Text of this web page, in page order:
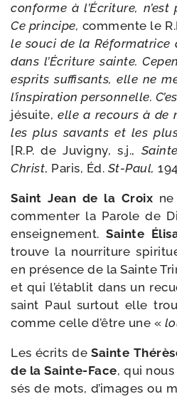
conforme à l’Écriture,
Ce prin­cipe, com­mente le
le sou­ci de la Réformatrice
dans l’Écriture sainte.
esprits suf­fi­sants, elle ne
l’inspiration per­son­nelle.
jésuite, elle a recours à de
les plus savants et les
[R.P. de Juvigny, s.j.,
Christ, Paris, Éd. St-​Paul,
Saint Jean de la Croix
com­men­ter la Parole de
ensei­gne­ment. Sainte
trouve la nour­ri­ture
en pré­sence de la Sainte
et qui l’établit dans un
saint Paul sur­tout elle
comme celle d’être une «
Les écrits deSainte
de la Sainte-​Face, qui
sés de mots, d’images ou